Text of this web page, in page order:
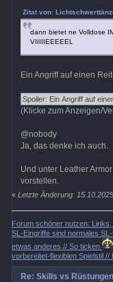
Zitat von:
dann bietet ne Volldose
VIIIIIEEEEEL
Ein Angriff auf einen
(Klicke zum Anzeigen/
@nobody
Ja, das denke ich auch.
Und unter Leather
vorstellen.
«Letzte Änderung:
Forum schöner nutzen:
SL-Eingriffe sind normales
etwas anderes // So ticken
vorbereitet-flexiblen Spielstil
Re: Skills vs